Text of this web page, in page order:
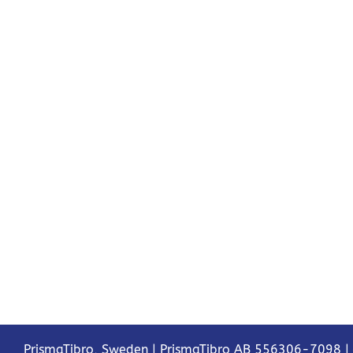
PrismaTibro, Sweden | PrismaTibro AB 556306-7098 |